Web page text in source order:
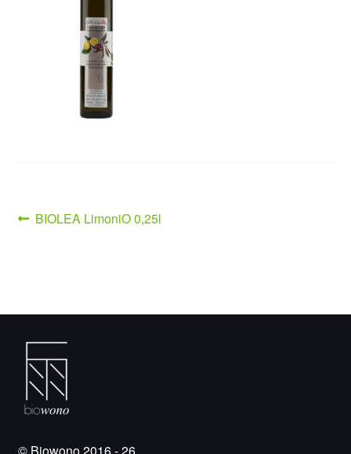
Beitragsnavigation
Vorheriger
BIOLEA LimoniO 0,25l